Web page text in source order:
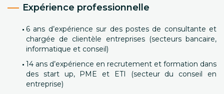
Expérience professionnelle
6 ans d’expérience sur des postes de consultante et
chargée de clientèle entreprises (secteurs bancaire,
informatique et conseil)
14 ans d’expérience en recrutement et formation dans
des start up, PME et ETI (secteur du conseil en
entreprise)